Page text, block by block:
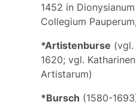
1452 in Dionysianum
Collegium
*Artistenburse
1620; vgl.
Artistarum)
*Bursch (1580-